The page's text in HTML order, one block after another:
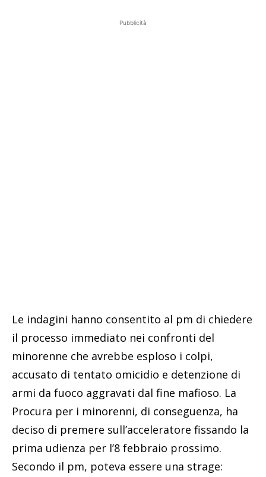
Pubblicità
Le indagini hanno consentito al pm di chiedere
il processo immediato nei confronti del
minorenne che avrebbe esploso i colpi,
accusato di tentato omicidio e detenzione di
armi da fuoco aggravati dal fine mafioso. La
Procura per i minorenni, di conseguenza, ha
deciso di premere sull’acceleratore fissando la
prima udienza per l’8 febbraio prossimo.
Secondo il pm, poteva essere una strage: